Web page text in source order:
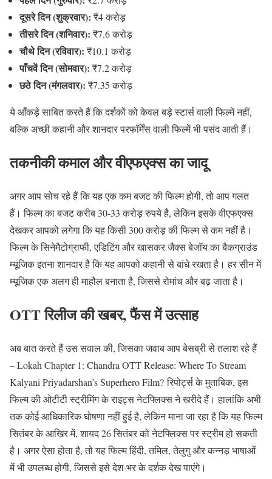
दूसरे दिन (शुक्रवार): ₹4 करोड़
तीसरे दिन (शनिवार): ₹7.6 करोड़
चौथे दिन (रविवार): ₹10.1 करोड़
पाँचवें दिन (सोमवार): ₹7.2 करोड़
छठे दिन (मंगलवार): ₹7.35 करोड़
ये आँकड़े साबित करते हैं कि दर्शकों को केवल बड़े स्टार्स वाली फिल्में नहीं,
बल्कि अच्छी कहानी और शानदार परफॉर्मेंस वाली फिल्में भी पसंद आती हैं।
तकनीकी कमाल और वीएफएक्स का जादू
अगर आप सोच रहे हैं कि यह एक कम बजट की फिल्म होगी, तो आप गलत
हैं।फिल्म का बजट करीब 30-33 करोड़ रुपये है, लेकिन इसके वीएफएक्स
देखकर आपको लगेगा कि यह किसी 300 करोड़ की फिल्म से कम नहीं है।
फिल्म के सिनेमैटोग्राफी, एडिटिंग और खासकर जैक्स बेजॉय का बैकग्राउंड
म्यूजिक इतना शानदार है कि यह आपको कहानी से बांधे रखता है। हर सीन में
म्यूजिक एक अलग ही माहौल बनाता है, जिससे रोमांच और बढ़ जाता है।
OTT रिलीज की खबर, फैंस में उत्साह
अब बात करते हैं उस सवाल की, जिसका जवाब आप बेसब्री से तलाश रहे हैं
– Lokah Chapter 1: Chandra OTT Release: Where To Stream
Kalyani Priyadarshan’s Superhero Film? रिपोर्ट्स के मुताबिक, इस
फिल्म की ओटीटी स्ट्रीमिंग के राइट्स नेटफ्लिक्स ने खरीदे हैं। हालांकि अभी
तक कोई आधिकारिक घोषणा नहीं हुई है, लेकिन माना जा रहा है कि यह फिल्म
सितंबर के आखिर में, शायद 26 सितंबर को नेटफ्लिक्स पर स्ट्रीम हो सकती
है। अगर ऐसा होता है, तो यह फिल्म हिंदी, तमिल, तेलुगु और कन्नड़ भाषाओं
में भी उपलब्ध होगी, जिससे इसे देश-भर के दर्शक देख पाएंगे।